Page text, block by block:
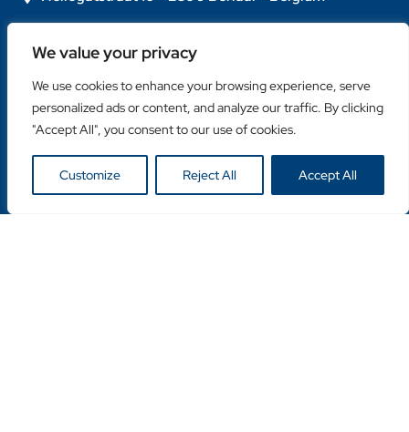
We value your privacy
We use cookies to enhance your browsing experience, serve
personalized ads or content, and analyze our traffic. By clicking
"Accept All", you consent to our use of cookies.
Customize Reject All Accept All
Home
À propos de nous
Contactez-nous
Catégories populaires
Disques Diamantés
Couronnes Diamantées